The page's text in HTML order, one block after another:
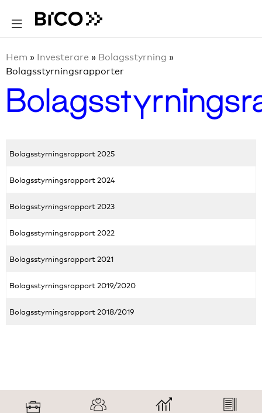
Hem » Investerare » Bolagsstyrning »
Bolagsstyrningsrapporter
Bolagsstyrningsrapport 2025
Bolagsstyrningsrapport 2024
Bolagsstyrningsrapport 2023
Bolagsstyrningsrapport 2022
Bolagsstyrningsrapport 2021
Bolagsstyrningsrapport 2019/2020
Bolagsstyrningsrapport 2018/2019